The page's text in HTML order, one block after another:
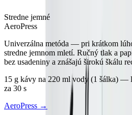
Stredne jemné
AeroPress
Univerzálna metóda — pri krátkom
stredne jemnom mletí. Ručný tlak a
bez usadeniny a znášajú širokú škálu
15 g kávy na 220 ml vody (1 šálka) —
za 30 s
AeroPress →